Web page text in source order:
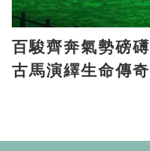
百駿齊奔氣勢磅
古馬演繹生命傳奇